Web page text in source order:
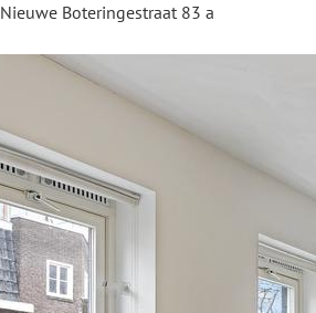
Nieuwe Boteringestraat 83 a